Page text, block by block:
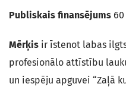
Publiskais finansējums 60
Mērķis ir īstenot labas
profesionālo attīstību
un iespēju apguvei “Zaļā